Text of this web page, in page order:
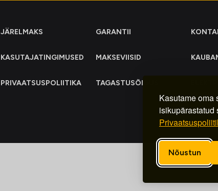
Kasutame oma
Nõustun
JÄRELMAKS GARANTII
KASUTAJATINGIMUSED MAKSEVIISID
PRIVAATSUSPOLIITIKA TAGASTUSÕIGUS